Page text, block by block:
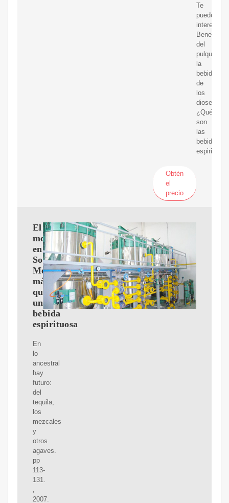
Te
puede
interesar:
Beneficios
del
pulque,
la
bebida
de
los
dioses
¿Qué
son
las
bebidas
Obtén
el
precio
El
mezcal
en
Sonora,
México,
más
que
una
bebida
espirituosa
En
lo
ancestral
hay
futuro:
del
tequila,
los
mezcales
y
otros
agaves.
pp
113-
131.
,
2007.